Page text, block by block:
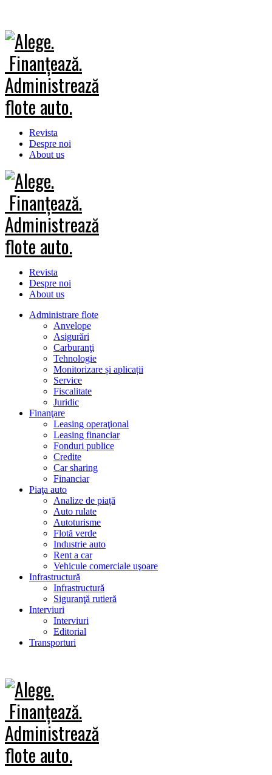
Revista
Despre noi
About us
Revista
Despre noi
About us
Administrare flote
Anvelope
Asigurări
Carburanţi
Tehnologie
Monitorizare și aplicații
Service
Fiscalitate
Juridic
Finanţare
Leasing operaţional
Leasing financiar
Fonduri publice
Credite
Car sharing
Financiar
Piaţa auto
Analize de piață
Auto rulate
Autoturisme
Flotă verde
Industrie auto
Rent a car
Vehicule comerciale uşoare
Infrastructură
Infrastructură
Siguranţă rutieră
Interviuri
Interviuri
Editorial
Transporturi